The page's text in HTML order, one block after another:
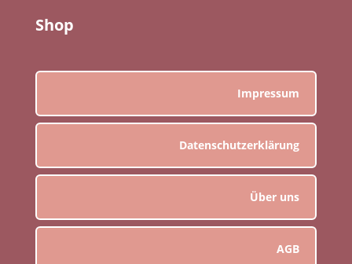
Shop
Impressum
Datenschutzerklärung
Über uns
AGB